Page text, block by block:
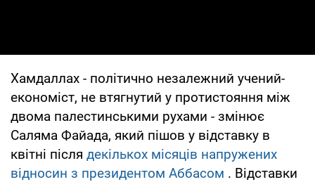
Хамдаллах - політично незалежний учений-
економіст, не втягнутий у протистояння між
двома палестинськими рухами - змінює
Саляма Файада, який пішов у відставку в
квітні після декількох місяців напружених
відносин з президентом Аббасом . Відставки